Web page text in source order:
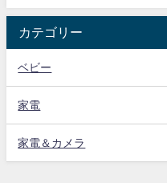
カテゴリー
ベビー
家電
家電＆カメラ